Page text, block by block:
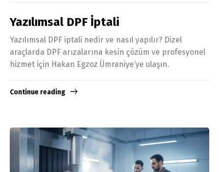
Yazılımsal DPF İptali
Yazılımsal DPF iptali nedir ve nasıl yapılır? Dizel
araçlarda DPF arızalarına kesin çözüm ve profesyonel
hizmet için Hakan Egzoz Ümraniye’ye ulaşın.
Continue reading